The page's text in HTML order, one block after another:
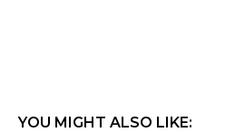
YOU MIGHT ALSO LIKE: